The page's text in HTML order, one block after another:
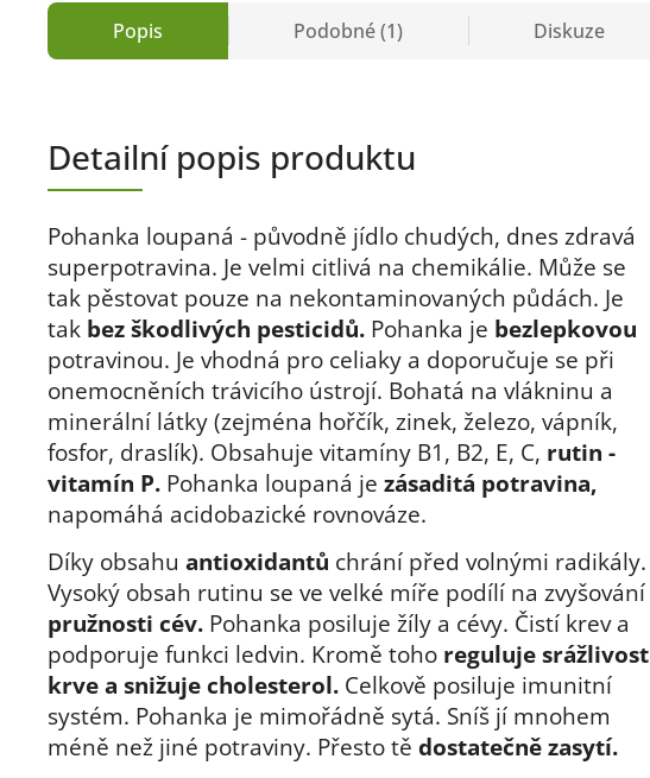
Popis Podobné (1) Diskuze
Detailní popis produktu
Pohanka loupaná - původně jídlo chudých, dnes zdravá
superpotravina. Je velmi citlivá na chemikálie. Může se
tak pěstovat pouze na nekontaminovaných půdách. Je
tak bez škodlivých pesticidů. Pohanka je bezlepkovou
potravinou. Je vhodná pro celiaky a doporučuje se při
onemocněních trávicího ústrojí. Bohatá na vlákninu a
minerální látky (zejména hořčík, zinek, železo, vápník,
fosfor, draslík). Obsahuje vitamíny B1, B2, E, C, rutin -
vitamín P. Pohanka loupaná je zásaditá potravina,
napomáhá acidobazické rovnováze.
Díky obsahu antioxidantů chrání před volnými radikály.
Vysoký obsah rutinu se ve velké míře podílí na zvyšování
pružnosti cév. Pohanka posiluje žíly a cévy. Čistí krev a
podporuje funkci ledvin. Kromě toho reguluje srážlivost
krve a snižuje cholesterol. Celkově posiluje imunitní
systém. Pohanka je mimořádně sytá. Sníš jí mnohem
méně než jiné potraviny. Přesto tě dostatečně zasytí.